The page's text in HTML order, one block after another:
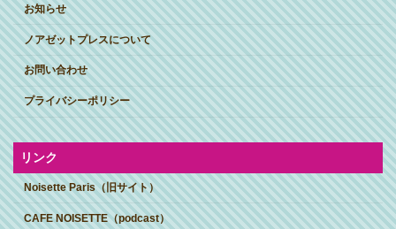
お知らせ
ノアゼットプレスについて
お問い合わせ
プライバシーポリシー
リンク
Noisette Paris（旧サイト）
CAFE NOISETTE（podcast）